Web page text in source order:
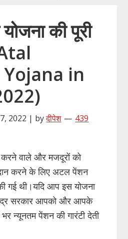
की पूरी
in
2022 | byदीपेश
439
वाले और मजदूरों को
करने के लिए अटल पेंशन
गई थी।यदि आप इस योजना
सरकार आपको और आपके
भर न्यूनतम पेंशन की गारंटी देती